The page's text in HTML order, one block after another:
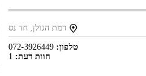
רמת הגולן, חד נס
טלפון: 072-3926449
חוות דעת: